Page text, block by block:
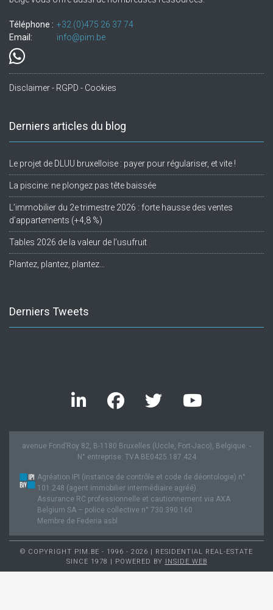
Téléphone : +32.(0)475 26 37 74
Email:
info@pim.be
Disclaimer - RGPD - Cookies
Derniers articles du blog
Le projet de DLUU bruxelloise : payer pour régulariser, et vite !
La piscine: ne plongez pas tête baissée
L’immobilier du 2e trimestre 2026 : forte hausse des ventes
d’appartements (+4,8 %)
Tables 2026 de la valeur de l’usufruit
Plantez, plantez, plantez…
Derniers Tweets
avenue Fond’Roy 82, B-1180 Bruxelles (Uccle, Fort-Jaco), Belgique. -
N° entreprise: TVA BE0425.187.424
Agréation IPI (instance de contrôle et code de déontologie) n°
101.248 (agent immobilier intermédiaire agréé).
Assurance RC professionnelle et cautionnement via AXA
Belgium SA – police collective n° 730.390.160
Membre de Federia asbl
© COPYRIGHT PIM.BE - 1996 - 2026 | RESIDENTIAL REAL-ESTATE
SINCE 1978 | POWERED BY INSIDE WEB